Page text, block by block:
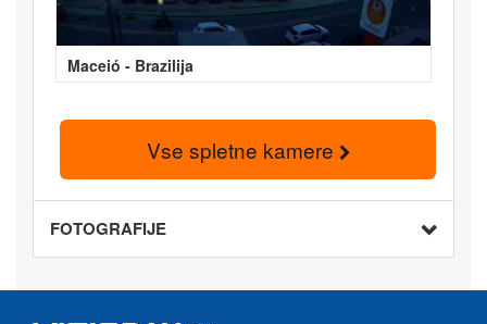
Maceió - Brazilija
Vse spletne kamere
FOTOGRAFIJE